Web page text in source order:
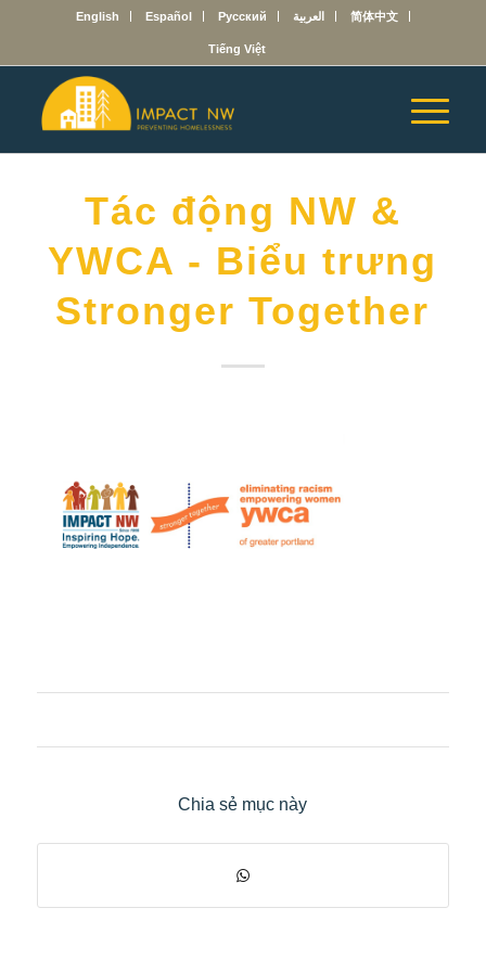
English Español Русский العربية 简体中文
Tiếng Việt
Tác động NW &
YWCA - Biểu trưng
Stronger Together
Chia sẻ mục này